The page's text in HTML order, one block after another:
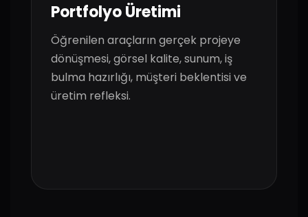
Portfolyo Üretimi
Öğrenilen araçların gerçek projeye
dönüşmesi, görsel kalite, sunum, iş
bulma hazırlığı, müşteri beklentisi ve
üretim refleksi.